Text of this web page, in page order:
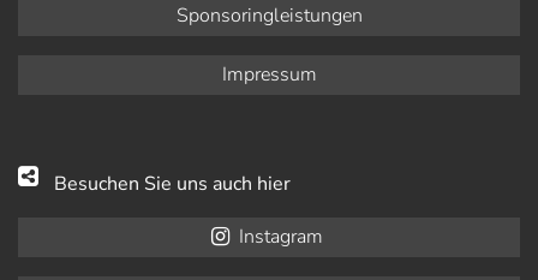
Sponsoringleistungen
Impressum
Besuchen Sie uns auch hier
Instagram